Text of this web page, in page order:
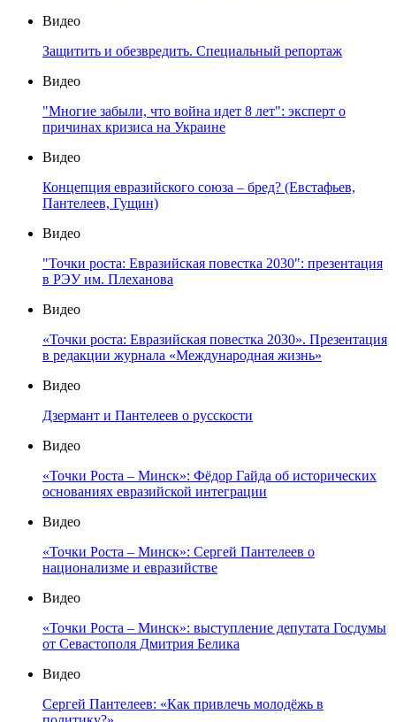
Видео
Защитить и обезвредить. Специальный репортаж
Видео
"Многие забыли, что война идет 8 лет": эксперт о
причинах кризиса на Украине
Видео
Концепция евразийского союза – бред? (Евстафьев,
Пантелеев, Гущин)
Видео
"Точки роста: Евразийская повестка 2030": презентация
в РЭУ им. Плеханова
Видео
«Точки роста: Евразийская повестка 2030». Презентация
в редакции журнала «Международная жизнь»
Видео
Дзермант и Пантелеев о русскости
Видео
«Точки Роста – Минск»: Фёдор Гайда об исторических
основаниях евразийской интеграции
Видео
«Точки Роста – Минск»: Сергей Пантелеев о
национализме и евразийстве
Видео
«Точки Роста – Минск»: выступление депутата Госдумы
от Севастополя Дмитрия Белика
Видео
Сергей Пантелеев: «Как привлечь молодёжь в